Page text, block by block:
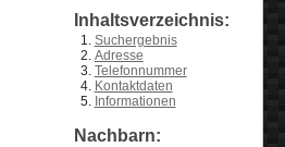
Inhaltsverzeichnis:
Suchergebnis
Adresse
Telefonnummer
Kontaktdaten
Informationen
Nachbarn: